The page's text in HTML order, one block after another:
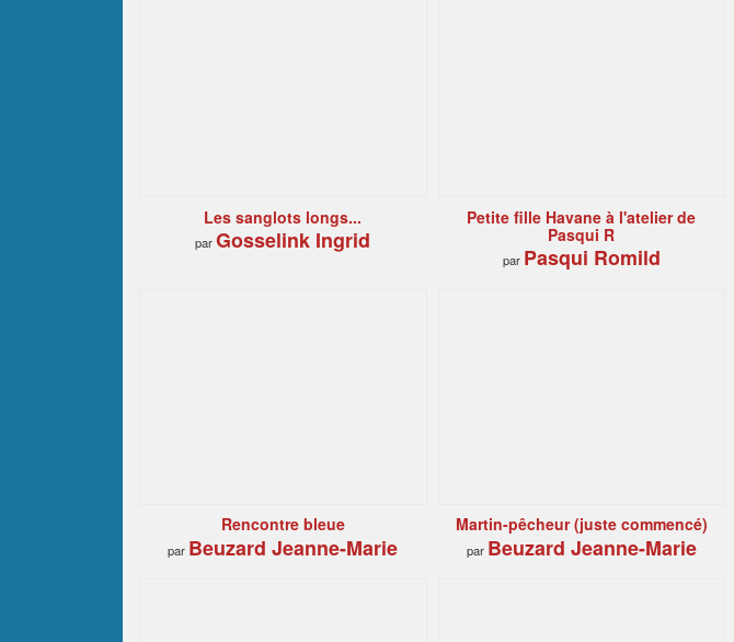
Les sanglots longs...
parGosselink Ingrid
Petite fille Havane à l'atelier de
Pasqui R
par Pasqui Romild
Rencontre bleue
par Beuzard Jeanne-Marie
Martin-pêcheur (juste commencé)
par Beuzard Jeanne-Marie